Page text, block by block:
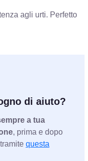
agli urti. Perfetto
di aiuto?
a tua
, prima e dopo
questa